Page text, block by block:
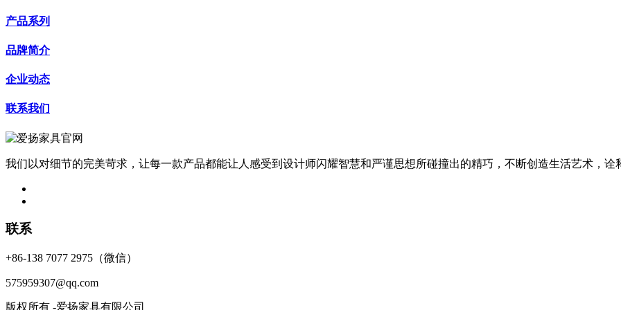
产品系列
品牌简介
企业动态
联系我们
我们以对细节的完美苛求，让每一款产品都能让人感受到设计师闪耀智慧和严谨思想所碰撞出的精巧，不断创造生活艺术，诠
联系
+86-138 7077 2975（微信）
575959307@qq.com
版权所有 -爱扬家具有限公司